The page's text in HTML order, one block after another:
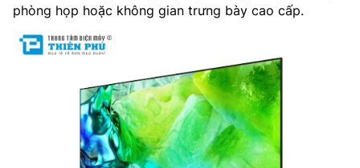
phòng họp hoặc không gian trưng bày cao cấp.